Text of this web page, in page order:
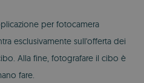
per fotocamera
esclusivamente sull'offerta dei
Alla fine, fotografare il cibo è
fare.